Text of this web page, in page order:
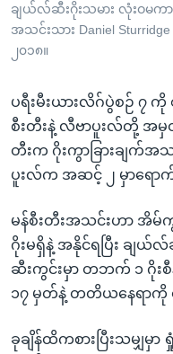
ကြည့်
ရန်
ရှာဖွေ
နေရာ
သို့
ကျော်
ရန်
ဘာသာစကားများ
ချယ်လ်ဆီးဂိုးသမား လုံးဝ
အသင်းသား Daniel
၂၀၁၈။
ပရီးမီးယားလိဂ်ပွဲစဉ် ၇ ကို
စီးတီးနဲ့ လီဗာပူးလ်တို့ အမှ
တီးက ဂိုးကွာခြားချက်အ
ပူးလ်က အဆင့် ၂ မှာရော
မန်စီးတီးအသင်းဟာ အိမ်
ဂိုးမရှိနဲ့ အနိုင်ရပြီး ချ
ဆီးကွင်းမှာ တဘက် ၁ ဂို
၁၇ မှတ်နဲ့ တတိယနေရာကို
ခုချိန်ထိကစားပြီးသမျှမှာ